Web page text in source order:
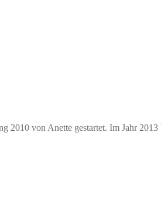
von Anette gestartet. Im Jahr